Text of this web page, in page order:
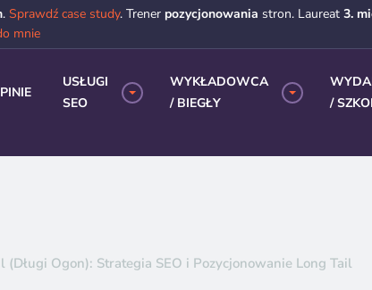
. Sprawdź case study. Trener pozycjonowania stron. Laureat 3.
mnie
USŁUGI
SEO
WYKŁADOWCA
/ BIEGŁY
/
(Długi Ogon): Strategia SEO i Pozycjonowanie Long Tail